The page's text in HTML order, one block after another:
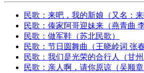
民歌：来吧，我的新娘（又名：来
民歌：傣家阿哥迎妹来（燕青曲
民歌：做军鞋（苏北民歌）
民歌：节日圆舞曲（王晓岭词 张春
民歌：我们是光荣的合行人（甘
民歌：亲人啊，请你原谅（吴顺章